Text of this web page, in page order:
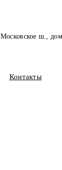
Московское ш.,
Контакты